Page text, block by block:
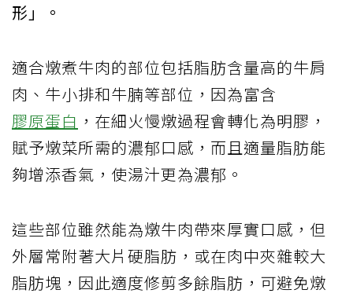
形」。
適合燉煮牛肉的部位包括脂肪含量高的牛肩
肉、牛小排和牛腩等部位，因為富含
膠原蛋白 ，在細火慢燉過程會轉化為明膠，
賦予燉菜所需的濃郁口感，而且適量脂肪能
夠增添香氣，使湯汁更為濃郁。
這些部位雖然能為燉牛肉帶來厚實口感，但
外層常附著大片硬脂肪，或在肉中夾雜較大
脂肪塊，因此適度修剪多餘脂肪，可避免燉